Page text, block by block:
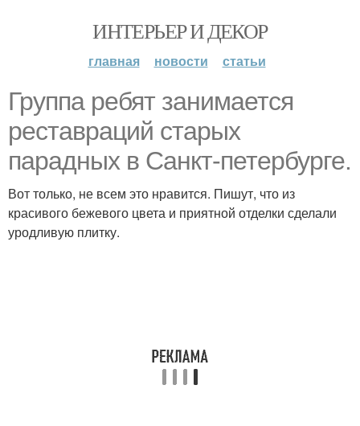
ИНТЕРЬЕР И ДЕКОР
главная новости статьи
Группа ребят занимается
реставраций старых
парадных в Санкт-петербурге.
Вот только, не всем это нравится. Пишут, что из
красивого бежевого цвета и приятной отделки сделали
уродливую плитку.